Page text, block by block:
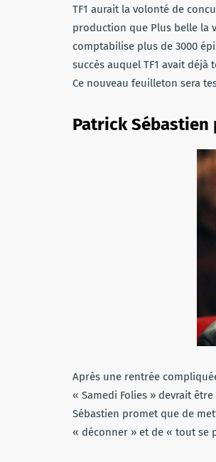
TF1 aurait la volonté de
production que Plus belle la
comptabilise plus de 3000
succès auquel TF1 avait déjà
Ce nouveau feuilleton sera
Patrick Sébastien
Après une rentrée
« Samedi Folies » devrait
Sébastien promet que de
« déconner » et de « tout se